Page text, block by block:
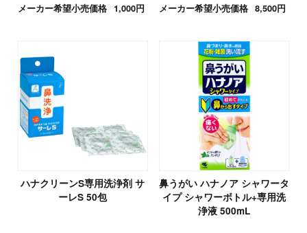
メーカー希望小売価格 1,000円 メーカー希望小売価格 8,500円
ハナクリーンS専用洗浄剤 サ
ーレS 50包
鼻うがい ハナノア シャワータ
イプ シャワーボトル+専用洗
浄液 500mL